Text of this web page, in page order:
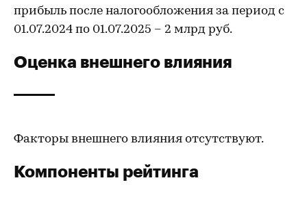
прибыль после налогообложения за период с
01.07.2024 по 01.07.2025 – 2 млрд руб.
Оценка внешнего влияния
Факторы внешнего влияния отсутствуют.
Компоненты рейтинга